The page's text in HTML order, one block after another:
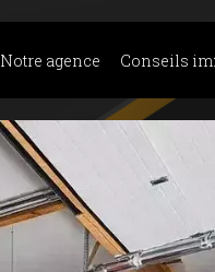
Notre agence Conseils